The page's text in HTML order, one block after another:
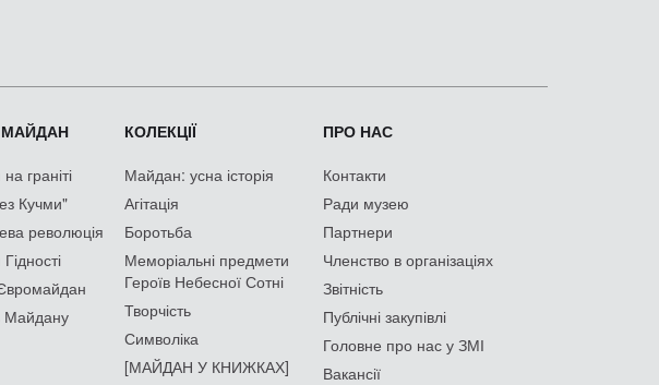
граніті
Кучми"
революція
Майдану
КОЛЕКЦІЇ
Майдан: усна історія
Агітація
Боротьба
Меморіальні предмети
Героїв Небесної Сотні
Творчість
Символіка
[МАЙДАН У КНИЖКАХ]
ПРО НАС
Контакти
Ради музею
Партнери
Членство в організаціях
Звітність
Публічні закупівлі
Головне про нас у ЗМІ
Вакансії